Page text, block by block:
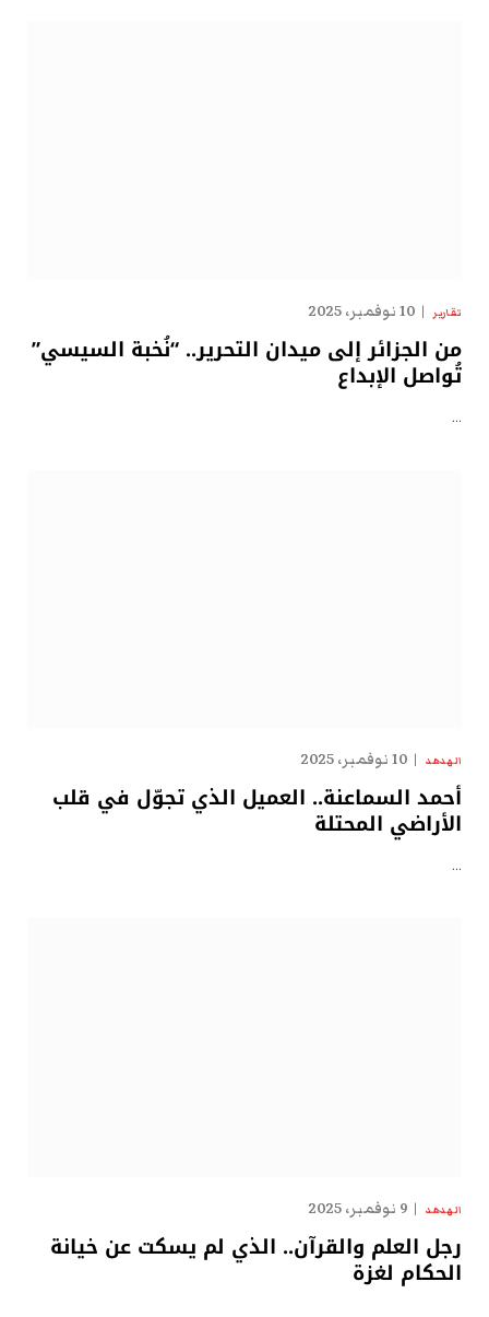
تقارير 10 نوفمبر، 2025
من الجزائر إلى ميدان التحرير.. “نُخبة السيسي”
تُواصل الإبداع
…
الهدهد 10 نوفمبر، 2025
أحمد السماعنة.. العميل الذي تجوّل في قلب
الأراضي المحتلة
…
الهدهد 9 نوفمبر، 2025
رجل العلم والقرآن.. الذي لم يسكت عن خيانة
الحكام لغزة